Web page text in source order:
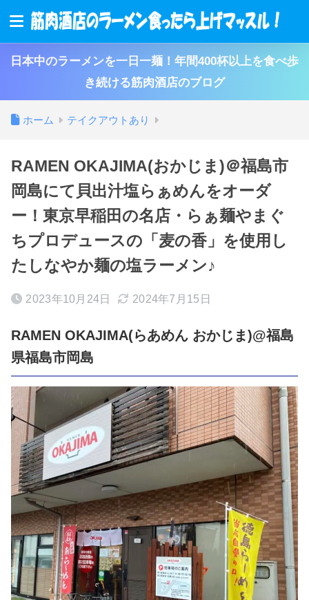
日本中のラーメンを一日一麺！年間400杯以上を食べ歩
き続ける筋肉酒店のブログ
ホーム テイクアウトあり
RAMEN OKAJIMA(おかじま)＠福島市
岡島にて貝出汁塩らぁめんをオーダ
ー！東京早稲田の名店・らぁ麺やまぐ
ちプロデュースの「麦の香」を使用し
たしなやか麺の塩ラーメン♪
2023年10月24日 2024年7月15日
RAMEN OKAJIMA(らあめん おかじま)@福島
県福島市岡島